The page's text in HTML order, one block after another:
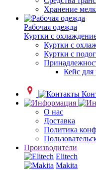
Хранение
Рабочая одежда
Куртки с
Куртки с
Куртки с
Кейс для
О нас
Доставка
Политика
Производители
Elitech
Makita